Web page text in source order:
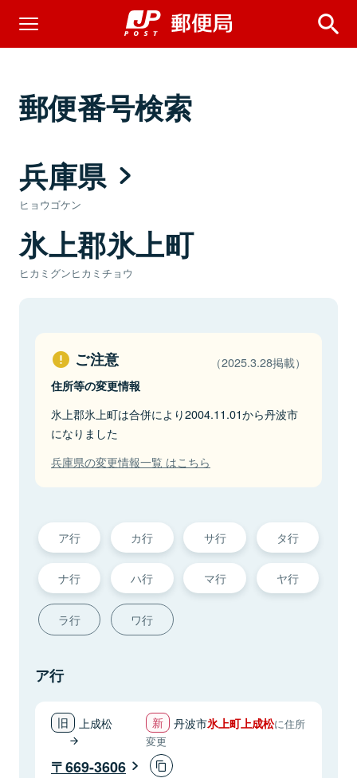
郵便番号検索
兵庫県
ヒョウゴケン
氷上郡氷上町
ヒカミグンヒカミチョウ
ご注意 （2025.3.28掲載）
住所等の変更情報
氷上郡氷上町は合併により2004.11.01から丹波市
になりました
兵庫県の変更情報一覧 はこちら
ア行 カ行 サ行 タ行
ナ行 ハ行 マ行 ヤ行
ラ行 ワ行
ア行
上成松 丹波市氷上町上成松に住所
変更
669-3606